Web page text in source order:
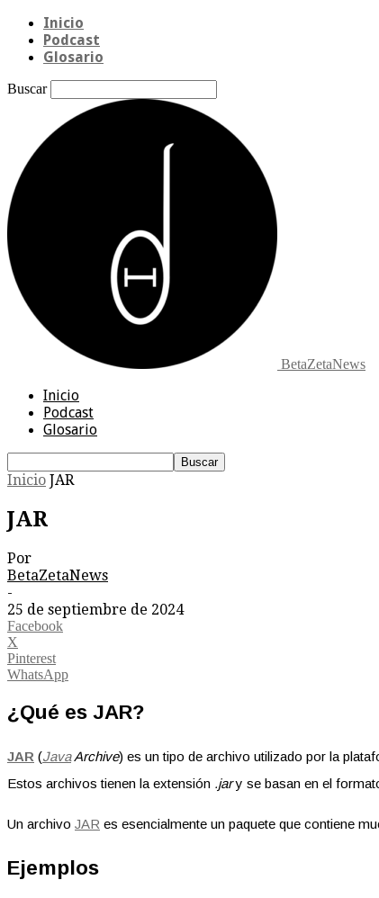
Inicio
Podcast
Glosario
Buscar
BetaZetaNews
Inicio
Podcast
Glosario
Inicio JAR
JAR
Por
BetaZetaNews
-
25 de septiembre de 2024
Facebook
X
Pinterest
WhatsApp
¿Qué es JAR?
JAR (JavaArchive) es un tipo de archivo utilizado por la
Estos archivos tienen la extensión .jary se basan en el
Un archivo JAR es esencialmente un paquete que contiene
Ejemplos